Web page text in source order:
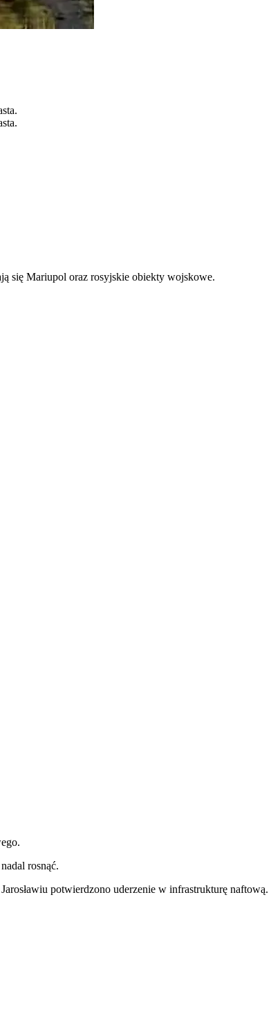
się Mariupol oraz rosyjskie obiekty wojskowe.
rosnąć.
potwierdzono uderzenie w infrastrukturę naftową.